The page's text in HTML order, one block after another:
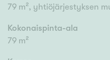
79 m², yhtiöjärjestyksen
Kokonaispinta-ala
79 m²